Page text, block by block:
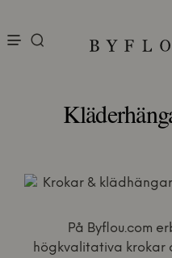
På Byflou.com
högkvalitativa krokar